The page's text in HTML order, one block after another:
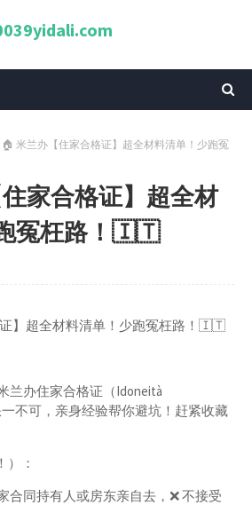
🏠 米兰办【住家合格证】超全材料清单！少跑冤
家合格证】超全材
冤枉路！🇮🇹
】超全材料清单！少跑冤枉路！🇮🇹
兰办住家合格证（Idoneità
不可，亲身经验帮你避坑！赶紧收藏
）：
合同持有人或房东亲自去，❌ 不接受